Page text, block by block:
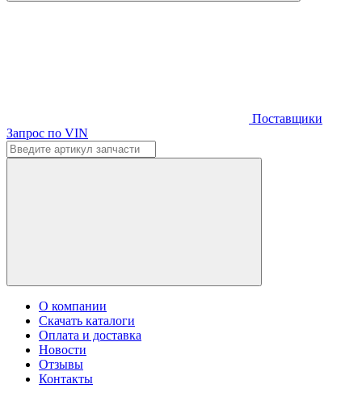
Поставщики
Запрос по VIN
О компании
Скачать каталоги
Оплата и доставка
Новости
Отзывы
Контакты